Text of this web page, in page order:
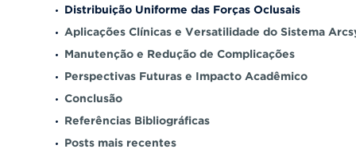
Distribuição Uniforme das Forças Oclusais
Aplicações Clínicas e Versatilidade do Sistema
Manutenção e Redução de Complicações
Perspectivas Futuras e Impacto Acadêmico
Conclusão
Referências Bibliográficas
Posts mais recentes